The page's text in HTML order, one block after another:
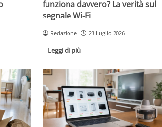
funziona davvero? La verità sul
segnale Wi-Fi
Redazione 23 Luglio 2026
Leggi di più